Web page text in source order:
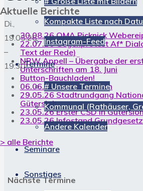
Kompakte Liste nach
Instagram-Feed
Termine
# Unsere Termine
Kommunal (Rathäuser,
Andere Kalender
Seminare
Sonstiges
Di.,
19.05.26
–
19:30
Aktuelle Berichte
30.08.26 OMA Picknick
22.07.26 Gegenprotest Af*
Text der Rede)
NRW Appell – Übergabe der
Unterschriften am 18. Juni
Button-Bauchladen!
06.06.26 CSD in Hameln
29.05.26 Stadtrundgang
Gütersloh
23.05.26 Erster CSD in
23.05.26 Infostand Grundgesetz
> alle Berichte
Nächste Termine